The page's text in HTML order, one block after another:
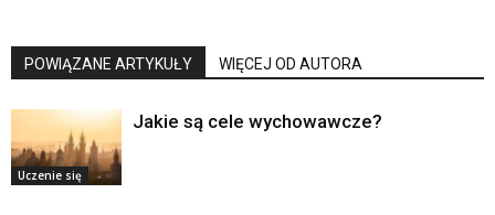
POWIĄZANE ARTYKUŁY WIĘCEJ OD AUTORA
Uczenie się
Jakie są cele wychowawcze?